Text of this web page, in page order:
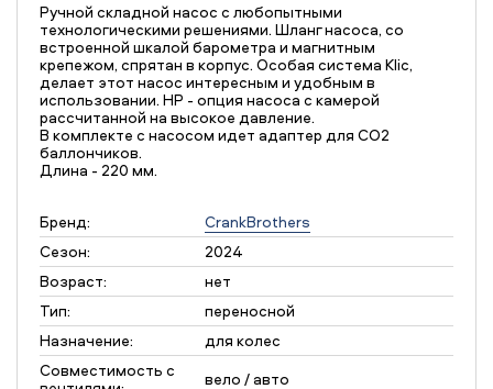
Ручной складной насос c любопытными
технологическими решениями. Шланг насоса, со
встроенной шкалой барометра и магнитным
крепежом, спрятан в корпус. Особая система Klic,
делает этот насос интересным и удобным в
использовании. HP - опция насоса с камерой
рассчитанной на высокое давление.
В комплекте с насосом идет адаптер для CO2
баллончиков.
Длина - 220 мм.
Бренд:
CrankBrothers
Сезон:
2024
Возраст:
нет
Тип:
переносной
Назначение:
для колес
Совместимость с
вело / авто